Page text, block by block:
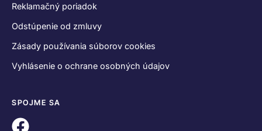
Reklamačný poriadok
Odstúpenie od zmluvy
Zásady používania súborov cookies
Vyhlásenie o ochrane osobných údajov
SPOJME SA